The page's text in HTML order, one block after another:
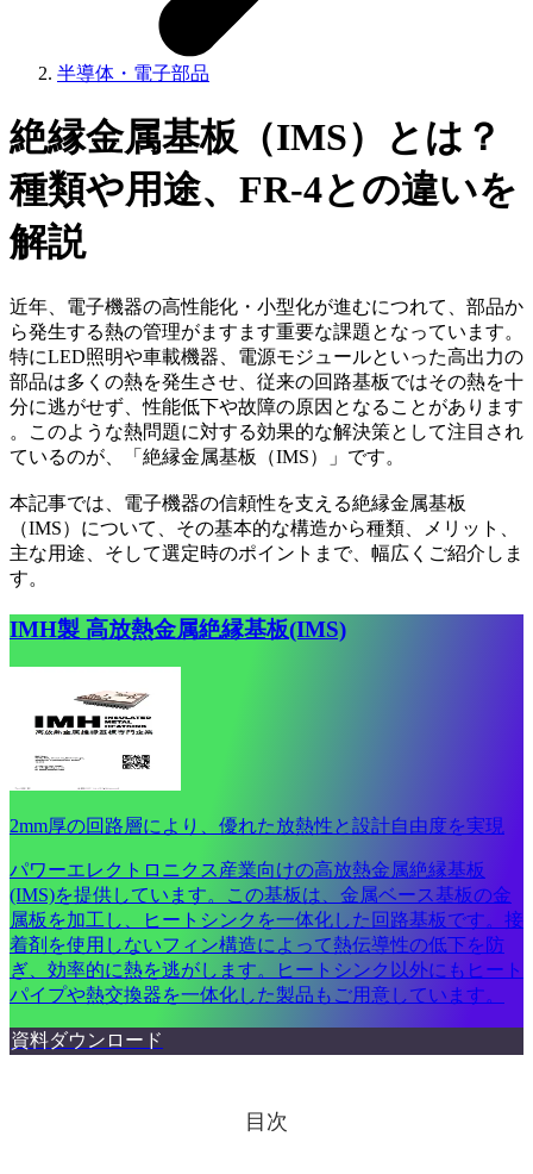
半導体・電子部品
絶縁金属基板（IMS）とは？
種類や用途、FR-4との違いを
解説
近年、電子機器の高性能化・小型化が進むにつれて、部品か
ら発生する熱の管理がますます重要な課題となっています。
特にLED照明や車載機器、電源モジュールといった高出力の
部品は多くの熱を発生させ、従来の回路基板ではその熱を十
分に逃がせず、性能低下や故障の原因となることがあります
。このような熱問題に対する効果的な解決策として注目され
ているのが、「絶縁金属基板（IMS）」です。
本記事では、電子機器の信頼性を支える絶縁金属基板
（IMS）について、その基本的な構造から種類、メリット、
主な用途、そして選定時のポイントまで、幅広くご紹介しま
す。
IMH製 高放熱金属絶縁基板(IMS)
2mm厚の回路層により、優れた放熱性と設計自由度を実現
パワーエレクトロニクス産業向けの高放熱金属絶縁基板
(IMS)を提供しています。この基板は、金属ベース基板の金
属板を加工し、ヒートシンクを一体化した回路基板です。接
着剤を使用しないフィン構造によって熱伝導性の低下を防
ぎ、効率的に熱を逃がします。ヒートシンク以外にもヒート
パイプや熱交換器を一体化した製品もご用意しています。
資料ダウンロード
目次